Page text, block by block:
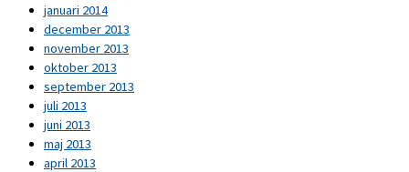
januari 2014
december 2013
november 2013
oktober 2013
september 2013
juli 2013
juni 2013
maj 2013
april 2013